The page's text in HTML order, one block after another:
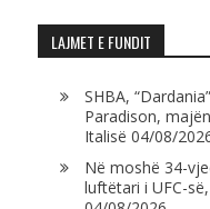
LAJMET E FUNDIT
SHBA,
Paradison,
Italisë 04/08/
Në moshë 34-
luftëtari i UFC-